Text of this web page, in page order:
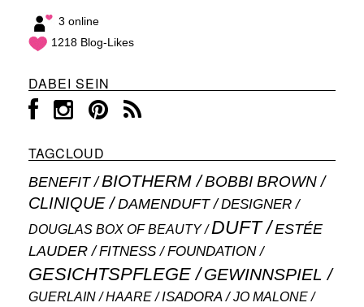
3 online
1218 Blog-Likes
DABEI SEIN
TAGCLOUD
BENEFIT BIOTHERM BOBBI BROWN
CLINIQUE DAMENDUFT DESIGNER
DOUGLAS BOX OF BEAUTY DUFT
ESTÉE
LAUDER
FITNESS FOUNDATION
GESICHTSPFLEGE GEWINNSPIEL
GUERLAIN HAARE ISADORA JO MALONE